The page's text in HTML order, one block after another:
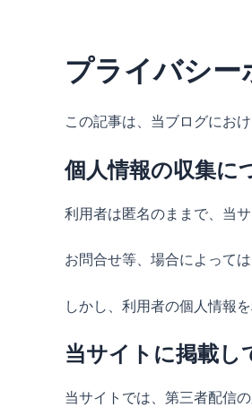
プライバシー
この記事は、当ブログにお
個人情報の収集に
利用者は匿名のままで、当
お問合せ等、場合によって
しかし、利用者の個人情報
当サイトに掲載し
当サイトでは、第三者配信